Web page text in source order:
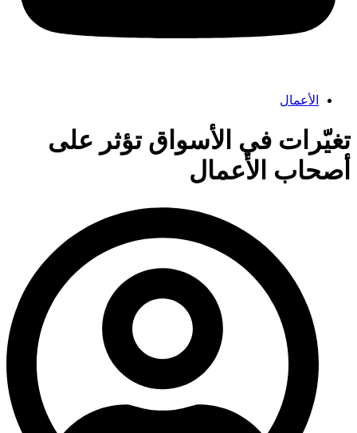
الأعمال
تغيّرات في الأسواق تؤثر على
أصحاب الأعمال